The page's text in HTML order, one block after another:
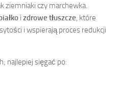
ziemniaki czy marchewka.
i zdrowe tłuszcze, które
i wspierają proces redukcji
najlepiej sięgać po: